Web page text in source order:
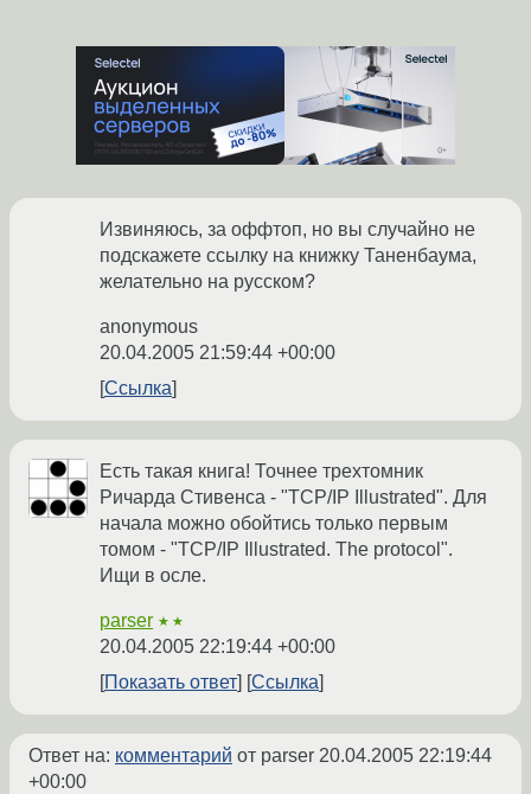
Извиняюсь, за оффтоп, но вы случайно не
подскажете ссылку на книжку Таненбаума,
желательно на русском?
anonymous
20.04.2005 21:59:44 +00:00
Ссылка
Есть такая книга! Точнее трехтомник
Ричарда Стивенса - "TCP/IP Illustrated". Для
начала можно обойтись только первым
томом - "TCP/IP Illustrated. The protocol".
Ищи в осле.
parser ★★
20.04.2005 22:19:44 +00:00
Показать ответ
Ссылка
Ответ на: комментарий от parser 20.04.2005 22:19:44
+00:00